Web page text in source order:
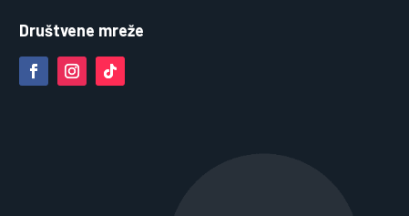
Društvene mreže